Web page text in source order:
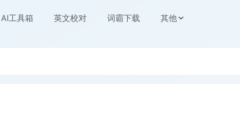
AI工具箱 英文校对 词霸下载 其他